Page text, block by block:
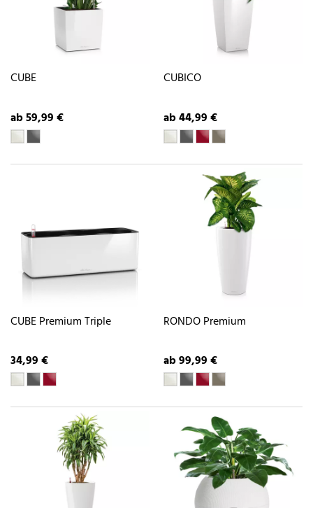
CUBE
ab 59,99 €
CUBICO
ab 44,99 €
CUBE Premium Triple
34,99 €
RONDO Premium
ab 99,99 €